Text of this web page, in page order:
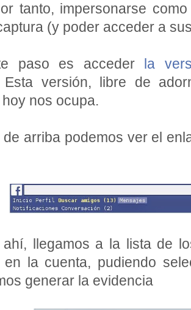
tanto, impersonarse
(y poder acceder a
paso es acceder
la
Esta versión, libre de
nos ocupa.
de arriba podemos ver el
llegamos a la lista de
en la cuenta, pudiendo
generar la evidencia